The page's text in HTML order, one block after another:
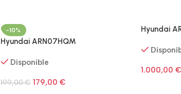
-10%
Hyundai ARN07HQM
Disponible
199,00€ 179,00 €
Hyundai
1.000,00 €